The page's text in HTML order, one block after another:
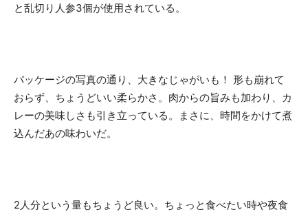
と乱切り人参3個が使用されている。
パッケージの写真の通り、大きなじゃがいも！ 形も崩れて
おらず、ちょうどいい柔らかさ。肉からの旨みも加わり、カ
レーの美味しさも引き立っている。まさに、時間をかけて煮
込んだあの味わいだ。
2人分という量もちょうど良い。ちょっと食べたい時や夜食